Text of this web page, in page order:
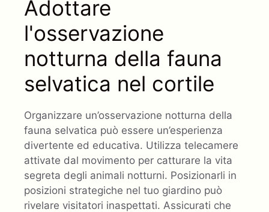
Adottare
l'osservazione
notturna della fauna
selvatica nel cortile
Organizzare un’osservazione notturna della
fauna selvatica può essere un’esperienza
divertente ed educativa. Utilizza telecamere
attivate dal movimento per catturare la vita
segreta degli animali notturni. Posizionarli in
posizioni strategiche nel tuo giardino può
rivelare visitatori inaspettati. Assicurati che